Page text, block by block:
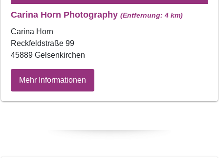
Carina Horn Photography (Entfernung: 4 km)
Carina Horn
Reckfeldstraße 99
45889 Gelsenkirchen
Mehr Informationen